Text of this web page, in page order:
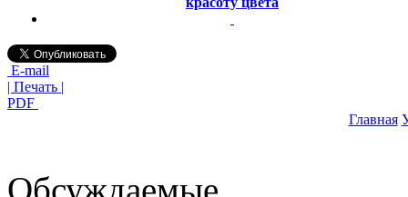
E-mail
| Печать |
PDF
Главная
Обсуждаемые